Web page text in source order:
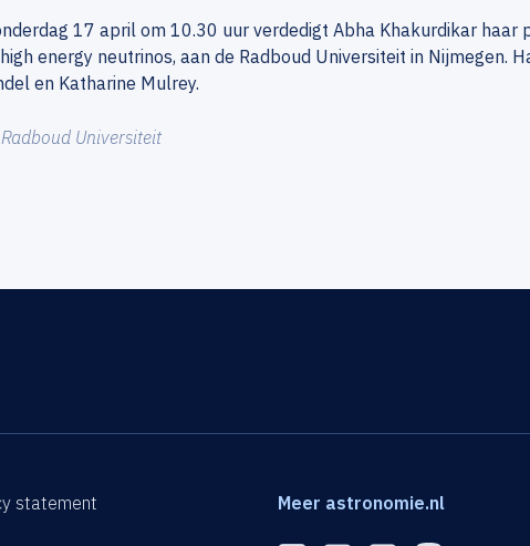
17 april om 10.30 uur verdedigt Abha Khakurdikar
energy neutrinos, aan de Radboud Universiteit in Nijmegen.
en Katharine Mulrey.
Radboud Universiteit
statement Meer astronomie.nl